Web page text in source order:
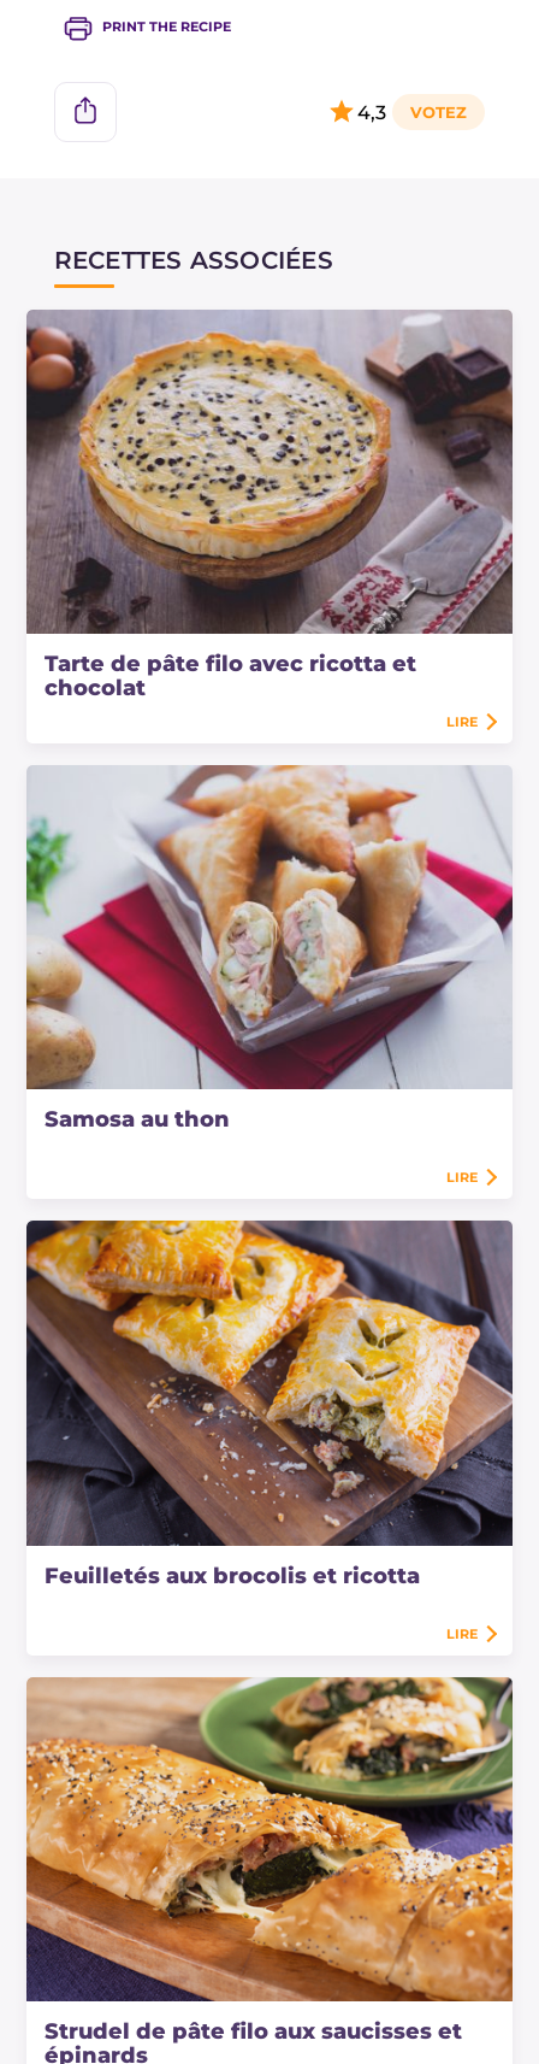
PRINT THE RECIPE
4,3
RECETTES ASSOCIÉES
Tarte de pâte filo avec ricotta et
chocolat
LIRE
Samosa au thon
LIRE
Feuilletés aux brocolis et ricotta
LIRE
Strudel de pâte filo aux saucisses et
épinards